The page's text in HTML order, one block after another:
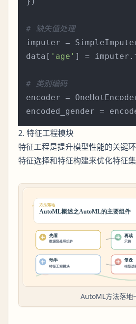
# 缺失值处理
imputer =
data[ 'age' ] =
# 类别编码
encoder =
encoded_gender =
2. 特征工程模块
特征工程是提升模型性能的关键
特征选择和特征构建来优化特征集
AutoML方法落地